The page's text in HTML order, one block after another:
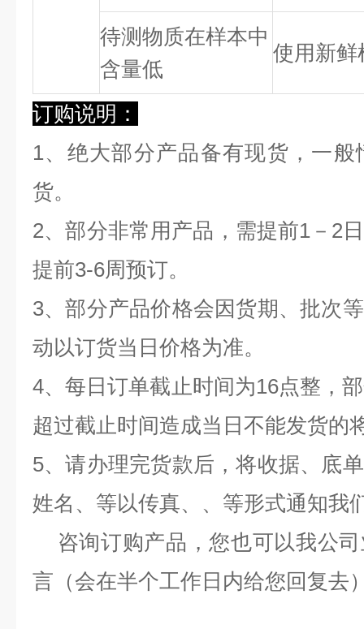
待测物质在样本中
含量低
使用新鲜
订购说明：
1、绝大部分产品备有现货，一
货。
2、部分非常用产品，需提前1－2
提前3-6周预订。
3、部分产品价格会因货期、批次
动以订货当日价格为准。
4、每日订单截止时间为16点整，
超过截止时间造成当日不能发货的
5、请办理完货款后，将收据、底
姓名、等以传真、、等形式通知我
咨询订购产品，您也可以我公
言（会在半个工作日内给您回复去